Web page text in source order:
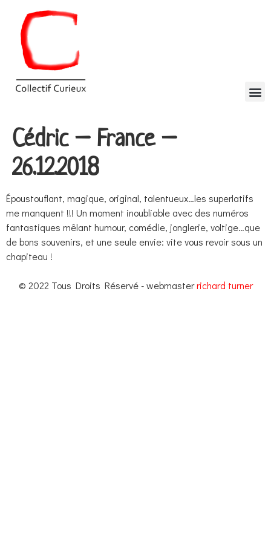
Cédric – France –
26.12.2018
Époustouflant, magique, original, talentueux…les superlatifs
me manquent !!! Un moment inoubliable avec des numéros
fantastiques mêlant humour, comédie, jonglerie, voltige…que
de bons souvenirs, et une seule envie: vite vous revoir sous un
chapiteau !
© 2022 Tous Droits Réservé - webmasterrichard turner